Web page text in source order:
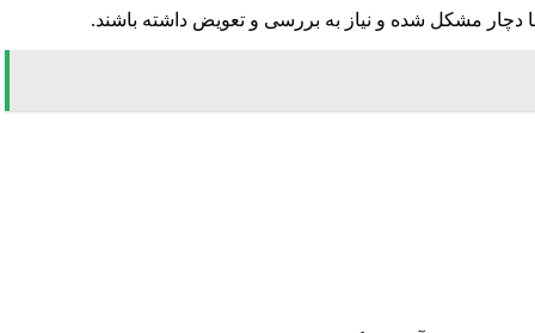
مشکل شده و نیاز به بررسی و تعویض داشته باشند.